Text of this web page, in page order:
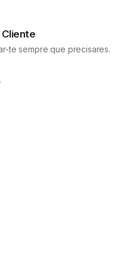
te sempre que precisares.